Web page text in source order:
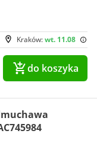
Kraków:wt. 11.08
do koszyka